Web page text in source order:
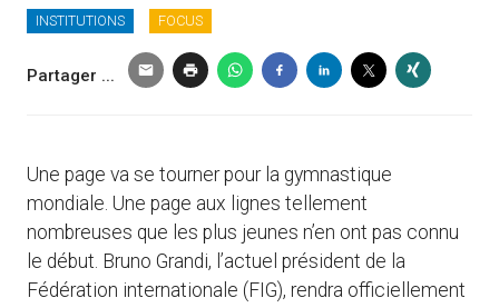
INSTITUTIONS FOCUS
Partager ...
Une page va se tourner pour la gymnastique
mondiale. Une page aux lignes tellement
nombreuses que les plus jeunes n’en ont pas connu
le début. Bruno Grandi, l’actuel président de la
Fédération internationale (FIG), rendra officiellement